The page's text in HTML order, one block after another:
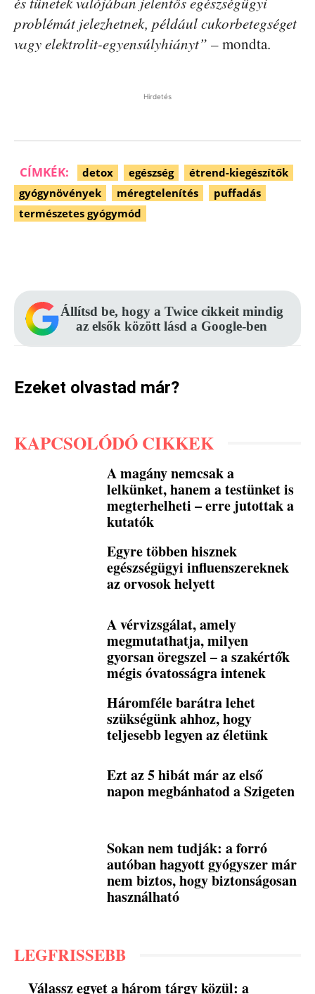
problémát jelezhetnek, például cukorbetegséget
vagy elektrolit-egyensúlyhiányt” – mondta.
Hirdetés
CÍMKÉK: detox egészség
étrend-kiegészítők
gyógynövények
méregtelenítés
puffadás
természetes gyógymód
Állítsd be, hogy a Twice cikkeit mindig
az elsők között lásd a Google-ben
Ezeket olvastad már?
KAPCSOLÓDÓ CIKKEK
A magány nemcsak a
lelkünket, hanem a testünket is
megterhelheti – erre jutottak a
kutatók
Egyre többen hisznek
egészségügyi influenszereknek
az orvosok helyett
A vérvizsgálat, amely
megmutathatja, milyen
gyorsan öregszel – a szakértők
mégis óvatosságra intenek
Háromféle barátra lehet
szükségünk ahhoz, hogy
teljesebb legyen az életünk
Ezt az 5 hibát már az első
napon megbánhatod a Szigeten
Sokan nem tudják: a forró
autóban hagyott gyógyszer már
nem biztos, hogy biztonságosan
használható
LEGFRISSEBB
Válassz egyet a három tárgy közül: a